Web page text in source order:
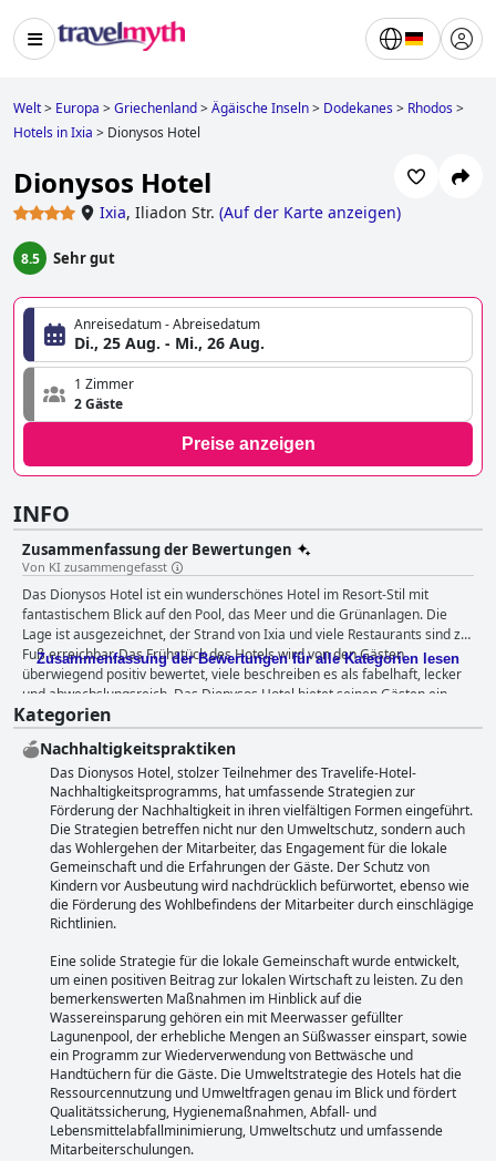
Welt> Europa >Griechenland>Ägäische Inseln> Dodekanes> Rhodos>
Hotels in Ixia > Dionysos Hotel
Dionysos Hotel
Ixia, Iliadon Str. (Auf der Karte anzeigen)
8.5 Sehr gut
Anreisedatum - Abreisedatum
Di., 25 Aug. - Mi., 26 Aug.
1 Zimmer
2 Gäste
Preise anzeigen
INFO
Zusammenfassung der Bewertungen
Von KI zusammengefasst
Das Dionysos Hotel ist ein wunderschönes Hotel im Resort-Stil mit
fantastischem Blick auf den Pool, das Meer und die Grünanlagen. Die
Lage ist ausgezeichnet, der Strand von Ixia und viele Restaurants sind zu
Fuß erreichbar. Das Frühstück des Hotels wird von den Gästen
überwiegend positiv bewertet, viele beschreiben es als fabelhaft, lecker
und abwechslungsreich. Das Dionysos Hotel bietet seinen Gästen ein
ausgezeichnetes kulinarisches Erlebnis mit drei fantastischen
Restaurants vor Ort, aus denen sie zum Abendessen wählen können. Die
Zimmer des Hotels sind sehr groß und komfortabel und bieten einen
tollen Blick auf die Berge oder das Meer. Das Dionysos Hotel ist bekannt
für seine Sauberkeit, und die Gäste loben das Hotelpersonal für seine
Liebe zum Detail. Die Mitarbeiter des Dionysos Hotels sind für ihren
ausgezeichneten Service und ihre Gastfreundschaft bekannt. Die Gäste
erwähnen oft ihre Freundlichkeit, Hilfsbereitschaft und Freundlichkeit.
Das Hotel verfügt über eine beeindruckende Poollandschaft mit
mehreren Pools inmitten von üppigem Grün und einer tropischen,
paradiesischen Atmosphäre. Das Dionysos Hotel ist eine fantastische
Anlage, die nur einen kurzen Spaziergang vom schönen Strand von Ixia
entfernt liegt. Das Hotel verfügt über zwei große Parkplätze und einen
sicheren Bereich für Mietwagen hinter dem Gebäude. Das Dionysos
Hotel ist eine gute Wahl für Familien mit Kindern. Die Betten im Dionysos
Hotel wurden von den Gästen unterschiedlich bewertet, aber insgesamt
ist das Hotel eine gute Wahl für einen kurzen Aufenthalt. Der Außenpool
des Hotels ist atemberaubend und wird von den Gästen für seine Größe,
Sauberkeit und tropische Umgebung gelobt.
Zusammenfassung der Bewertungen für alle Kategorien lesen
Kategorien
Nachhaltigkeitspraktiken
Das Dionysos Hotel, stolzer Teilnehmer des Travelife-Hotel-
Nachhaltigkeitsprogramms, hat umfassende Strategien zur
Förderung der Nachhaltigkeit in ihren vielfältigen Formen eingeführt.
Die Strategien betreffen nicht nur den Umweltschutz, sondern auch
das Wohlergehen der Mitarbeiter, das Engagement für die lokale
Gemeinschaft und die Erfahrungen der Gäste. Der Schutz von
Kindern vor Ausbeutung wird nachdrücklich befürwortet, ebenso wie
die Förderung des Wohlbefindens der Mitarbeiter durch einschlägige
Richtlinien.
Eine solide Strategie für die lokale Gemeinschaft wurde entwickelt,
um einen positiven Beitrag zur lokalen Wirtschaft zu leisten. Zu den
bemerkenswerten Maßnahmen im Hinblick auf die
Wassereinsparung gehören ein mit Meerwasser gefüllter
Lagunenpool, der erhebliche Mengen an Süßwasser einspart, sowie
ein Programm zur Wiederverwendung von Bettwäsche und
Handtüchern für die Gäste. Die Umweltstrategie des Hotels hat die
Ressourcennutzung und Umweltfragen genau im Blick und fördert
Qualitätssicherung, Hygienemaßnahmen, Abfall- und
Lebensmittelabfallminimierung, Umweltschutz und umfassende
Mitarbeiterschulungen.